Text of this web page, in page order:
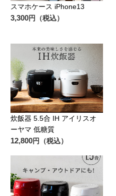
スマホケース iPhone13
3,300円（税込）
炊飯器 5.5合 IH アイリスオ
ーヤマ 低糖質
12,800円（税込）